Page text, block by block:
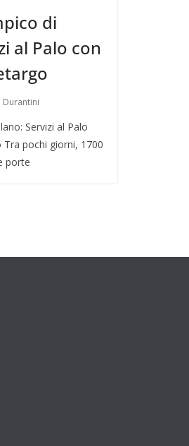
di
al Palo con
Servizi al Palo
pochi giorni, 1700
porte